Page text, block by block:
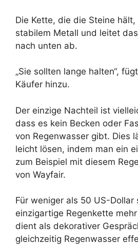
Die Kette, die die Steine
stabilem Metall und leitet
nach unten ab.
„Sie sollten lange halten“,
Käufer hinzu.
Der einzige Nachteil ist
dass es kein Becken oder
von Regenwasser gibt. Dies
leicht lösen, indem man ein
zum Beispiel mit diesem
von Wayfair.
Für weniger als 50 US-Dollar
einzigartige Regenkette
dient als dekorativer
gleichzeitig Regenwasser